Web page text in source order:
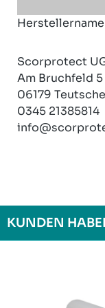
Scorprotect
Am Bruchfeld 5
06179
0345 21385814
KUNDEN